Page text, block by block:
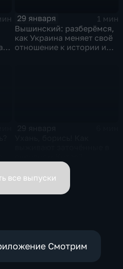
29 января
1 мин
Вышинский: разберёмся,
как Украина меняет своё
отношение к истории и
все выпуски
Смотрим